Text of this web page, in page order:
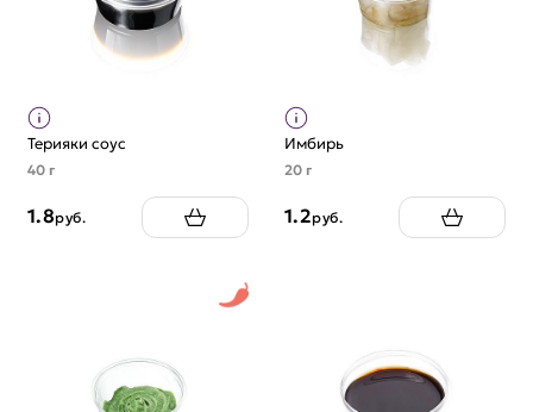
Терияки соус
40 г
1.8руб.
Имбирь
20 г
1.2руб.